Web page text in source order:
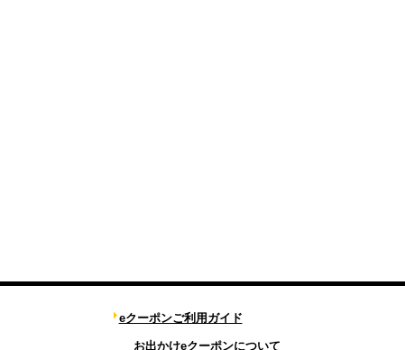
eクーポンご利用ガイド
お出かけeクーポンについて